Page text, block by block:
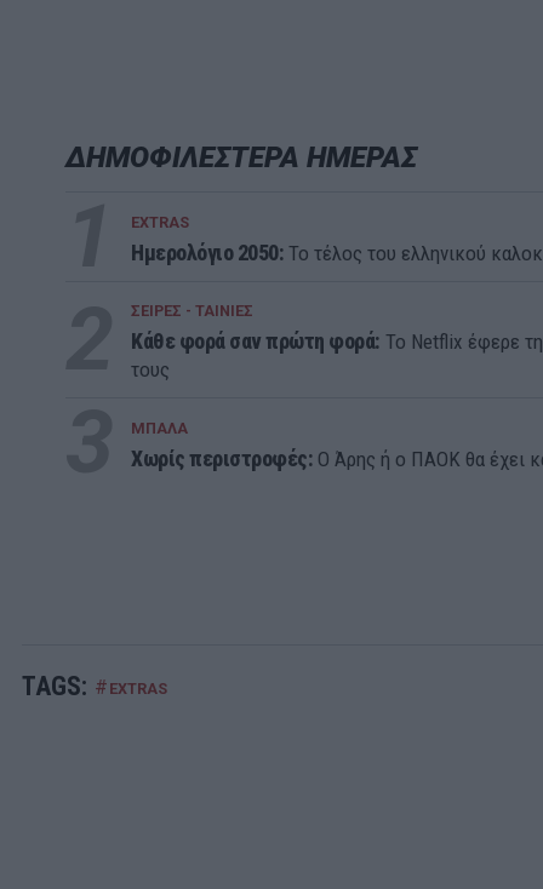
ΔΗΜΟΦΙΛΕΣΤΕΡΑ ΗΜΕΡΑΣ
EXTRAS
Ημερολόγιο 2050: To τέλος του ελληνικού
ΣΕΙΡΕΣ - ΤΑΙΝΙΕΣ
Κάθε φορά σαν πρώτη φορά: Το Netflix έφερε
τους
ΜΠΑΛΑ
Χωρίς περιστροφές: Ο Άρης ή ο ΠΑΟΚ θα έχει
TAGS: # EXTRAS